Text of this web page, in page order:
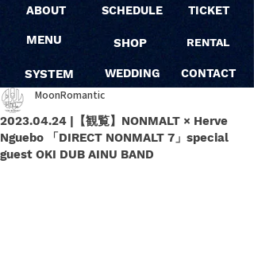
ABOUT
MENU
SYSTEM
SCHEDULE
SHOP
WEDDING
TICKET
RENTAL
CONTACT
2023.04.24 |【観覧】NONMALT × Herve
Nguebo 「DIRECT NONMALT 7」special
guest OKI DUB AINU BAND
MoonRomantic